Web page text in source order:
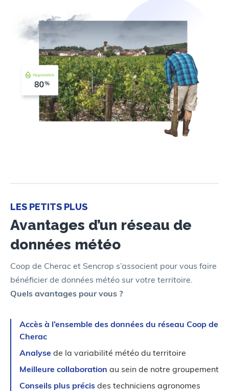
LES PETITS PLUS
Avantages d’un réseau de
données météo
Coop de Cherac et Sencrop s’associent pour vous faire
bénéficier de données météo sur votre territoire.
Quels avantages pour vous ?
Accès à l’ensemble des données du réseau Coop de
Cherac
Analyse de la variabilité météo du territoire
Meilleure collaboration au sein de notre groupement
Conseils plus précis des techniciens agronomes